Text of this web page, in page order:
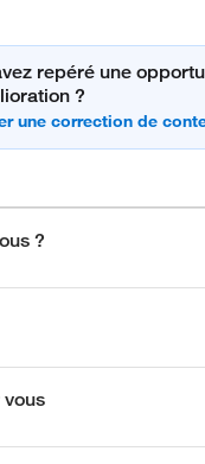
repéré une
?
?